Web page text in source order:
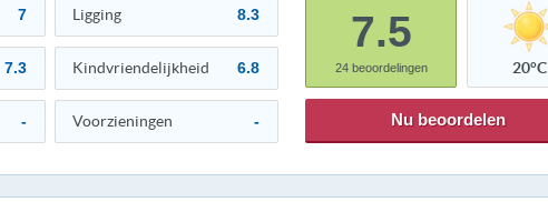
7 Ligging 8.3
7.3 Kindvriendelijkheid 6.8
- Voorzieningen -
7.5
24beoordelingen 20°C
Nu beoordelen